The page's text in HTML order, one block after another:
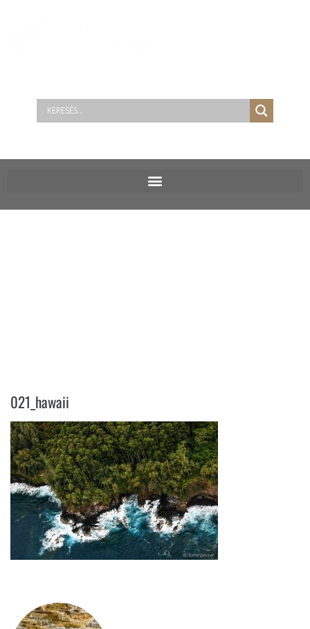
021_hawaii